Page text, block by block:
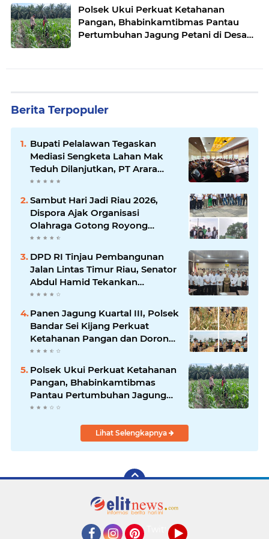
Polsek Ukui Perkuat Ketahanan
Pangan, Bhabinkamtibmas Pantau
Pertumbuhan Jagung Petani di Desa
Berita Terpopuler
Bupati Pelalawan Tegaskan
Mediasi Sengketa Lahan Mak
Teduh Dilanjutkan, PT Arara
Abadi Diminta Hadir pada
Pertemuan Berikutnya
Sambut Hari Jadi Riau 2026,
Dispora Ajak Organisasi
Olahraga Gotong Royong
Percantik Stadion Utama Riau
DPD RI Tinjau Pembangunan
Jalan Lintas Timur Riau, Senator
Abdul Hamid Tekankan
Infrastruktur Harus Profesional
Panen Jagung Kuartal III, Polsek
Bandar Sei Kijang Perkuat
Ketahanan Pangan dan Dorong
Produktivitas Petani
Polsek Ukui Perkuat Ketahanan
Pangan, Bhabinkamtibmas
Pantau Pertumbuhan Jagung
Petani di Desa Air Hitam
Lihat Selengkapnya
Twitter